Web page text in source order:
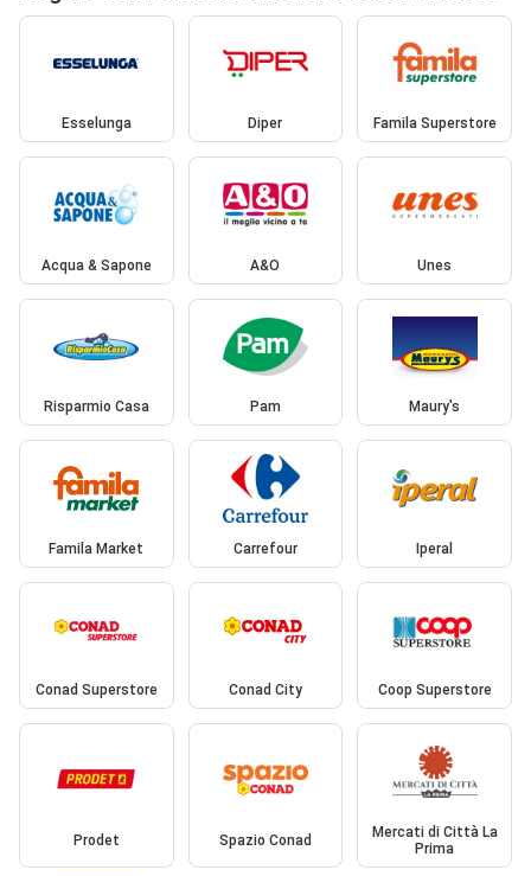
Esselunga Diper Famila Superstore
Acqua & Sapone A&O Unes
Risparmio Casa Pam Maury's
Famila Market Carrefour Iperal
Conad Superstore Conad City Coop Superstore
Prodet Spazio Conad
Mercati di Città La
Prima